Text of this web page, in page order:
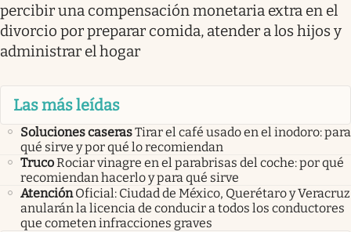
percibir una compensación monetaria extra en el
divorcio por preparar comida, atender a los hijos y
administrar el hogar
Las más leídas
Soluciones caserasTirar el café usado en el inodoro: para
qué sirve y por qué lo recomiendan
TrucoRociar vinagre en el parabrisas del coche: por qué
recomiendan hacerlo y para qué sirve
Atención Oficial: Ciudad de México, Querétaro y Veracruz
anularán la licencia de conducir a todos los conductores
que cometen infracciones graves